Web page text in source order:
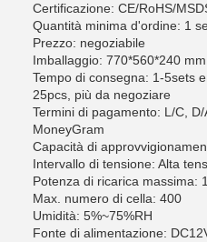
Certificazione: CE/RoHS/
Quantità minima d'ordine: 1
Prezzo: negoziabile
Imballaggio: 770*560*240 mm
Tempo di consegna: 1-5sets
25pcs, più da negoziare
Termini di pagamento: L/C, D/
MoneyGram
Capacità di
Intervallo di tensione: Alta
Potenza di ricarica massima:
Max. numero di cella: 400
Umidità: 5%~75%RH
Fonte di alimentazione: